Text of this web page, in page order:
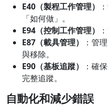
E40（製程工作管理）
「如何做」。
E94（控制工作管理）
E87（載具管理）
：管
與移除。
E90（基板追蹤）
：確
完整追蹤。
自動化和減少錯誤